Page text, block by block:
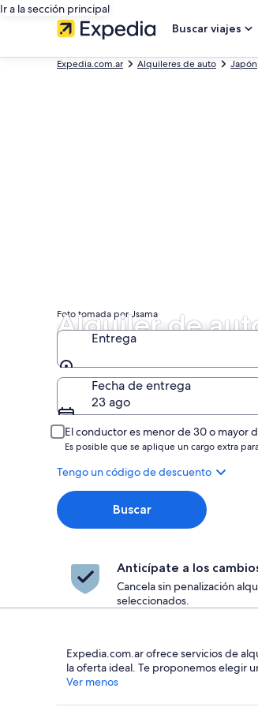
Ir a la sección principal
Buscar viajes
Expedia.com.ar Alquileres de auto Japón
Alquiler de
Foto tomada por Jsama
Entrega
Entrega
Fecha de entrega
23 ago
El conductor es menor de 30 o mayor
Es posible que se aplique un cargo extra
Tengo un código de descuento
Buscar
Anticípate a los
Cancela sin penalización
seleccionados.
Expedia.com.ar ofrece servicios de
la oferta ideal. Te proponemos elegir
Ver menos